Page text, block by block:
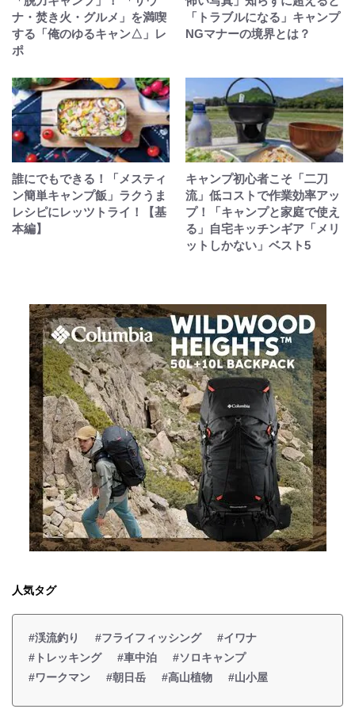
ナ・焚き火・グルメ」を満喫
する「俺のゆるキャン△」レ
ポ
「トラブルになる」キャンプ
NGマナーの境界とは？
誰にでもできる！「メスティ
ン簡単キャンプ飯」ラクうま
レシピにレッツトライ！【基
本編】
キャンプ初心者こそ「二刀
流」低コストで作業効率アッ
プ！「キャンプと家庭で使え
る」自宅キッチンギア「メリ
ットしかない」ベスト5
人気タグ
#渓流釣り #フライフィッシング
#イワナ
#トレッキング
#車中泊
#ソロキャンプ
#ワークマン
#朝日岳 #高山植物 #山小屋